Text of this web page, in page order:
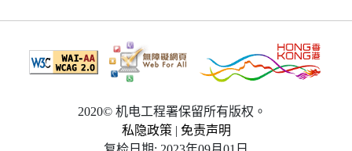
2020© 机电工程署保留所有版权。
私隐政策 | 免责声明